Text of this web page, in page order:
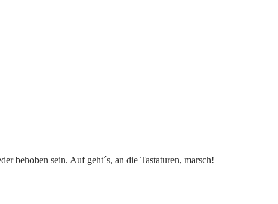
behoben sein. Auf geht´s, an die Tastaturen, marsch!